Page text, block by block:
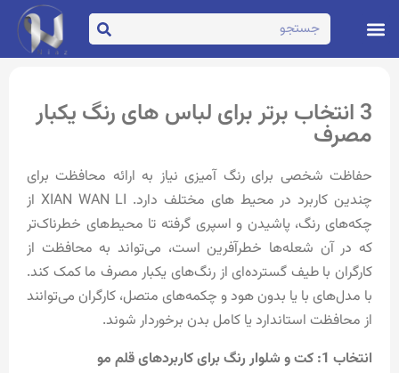
3 انتخاب برتر برای لباس های رنگ یکبار
مصرف
حفاظت شخصی برای رنگ آمیزی نیاز به ارائه محافظت برای
چندین کاربرد در محیط های مختلف دارد. XIAN WAN LI از
چکه‌های رنگ، پاشیدن و اسپری گرفته تا محیط‌های خطرناک‌تر
که در آن شعله‌ها خطرآفرین است، می‌تواند به محافظت از
کارگران با طیف گسترده‌ای از رنگ‌های یکبار مصرف ما کمک کند.
با مدل‌های با یا بدون هود و چکمه‌های متصل، کارگران می‌توانند
از محافظت استاندارد یا کامل بدن برخوردار شوند.
انتخاب 1: کت و شلوار رنگ برای کاربردهای قلم مو